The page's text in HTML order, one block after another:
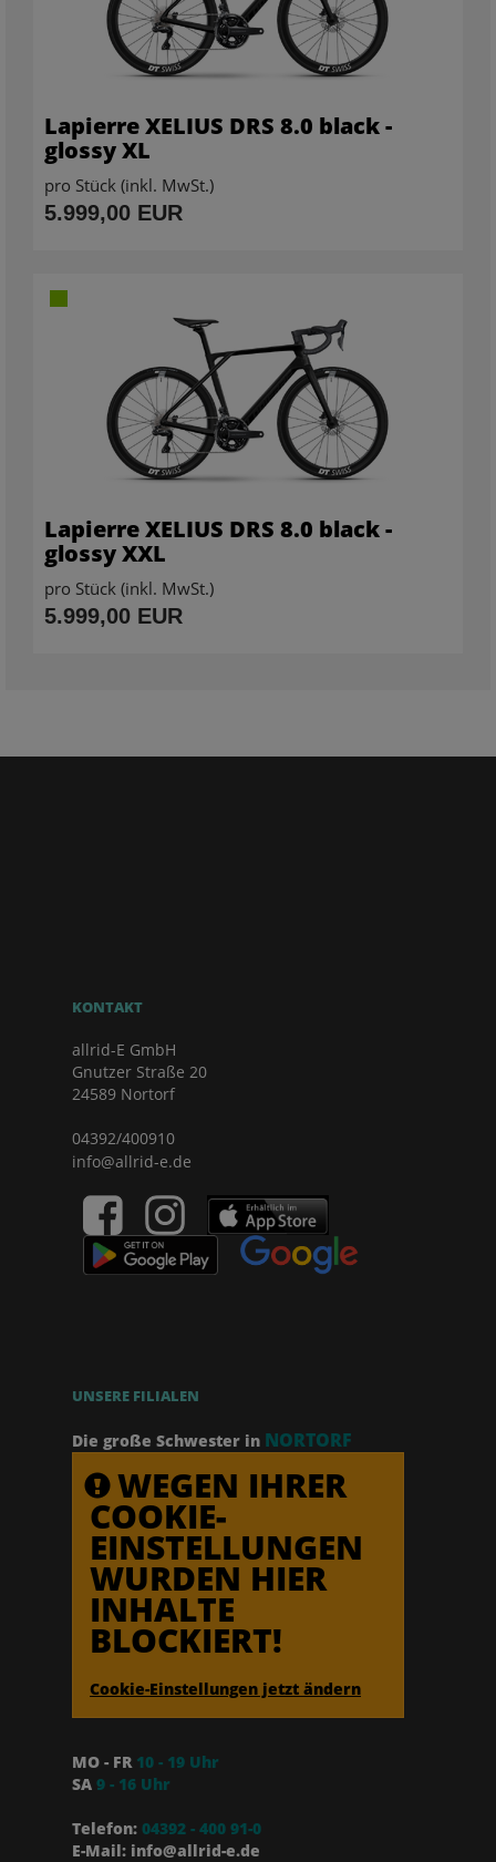
Lapierre XELIUS DRS 8.0 black -
glossy XL
pro Stück (inkl. MwSt.)
5.999,00 EUR
Lapierre XELIUS DRS 8.0 black -
glossy XXL
pro Stück (inkl. MwSt.)
5.999,00 EUR
KONTAKT
allrid-E GmbH
Gnutzer Straße 20
24589 Nortorf
04392/400910
info@allrid-e.de
UNSERE FILIALEN
Die große Schwester in NORTORF
WEGEN IHRER
COOKIE-
EINSTELLUNGEN
WURDEN HIER
INHALTE
BLOCKIERT!
Cookie-Einstellungen jetzt ändern
MO - FR 10 - 19 Uhr
SA 9 - 16 Uhr
Telefon: 04392 - 400 91-0
E-Mail: info@allrid-e.de